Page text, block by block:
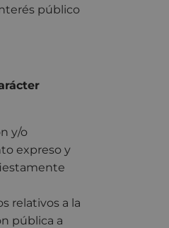
público
y/o
expreso y
relativos a la
pública a